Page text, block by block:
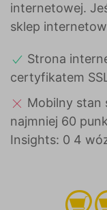
internetowej.
sklep
Strona
certyfikatem
Mobilny stan
najmniej 60
Insights: 0 4